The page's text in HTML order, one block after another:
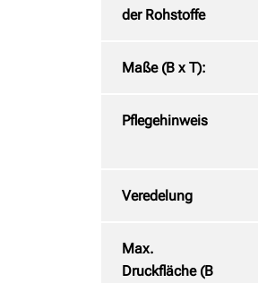
der Rohstoffe
Maße (B x T):
Pflegehinweis
Veredelung
Max.
Druckfläche (B